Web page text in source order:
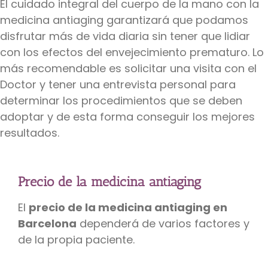
El cuidado integral del cuerpo de la mano con la
medicina antiaging garantizará que podamos
disfrutar más de vida diaria sin tener que lidiar
con los efectos del envejecimiento prematuro. Lo
más recomendable es solicitar una visita con el
Doctor y tener una entrevista personal para
determinar los procedimientos que se deben
adoptar y de esta forma conseguir los mejores
resultados.
Precio de la medicina antiaging
El precio de la medicina antiaging en
Barcelona dependerá de varios factores y
de la propia paciente.